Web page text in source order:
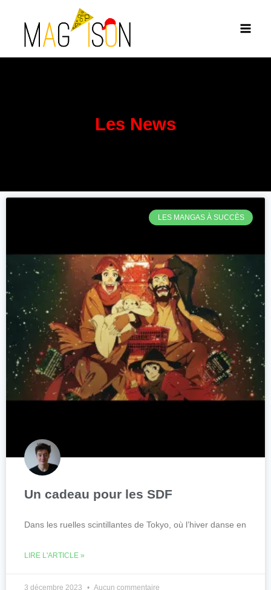
Les News
LES MANGAS À SUCCÈS
Un cadeau pour les SDF
Dans les ruelles scintillantes de Tokyo, où l’hiver danse en
LIRE L'ARTICLE »
3 décembre 2023 Aucun commentaire